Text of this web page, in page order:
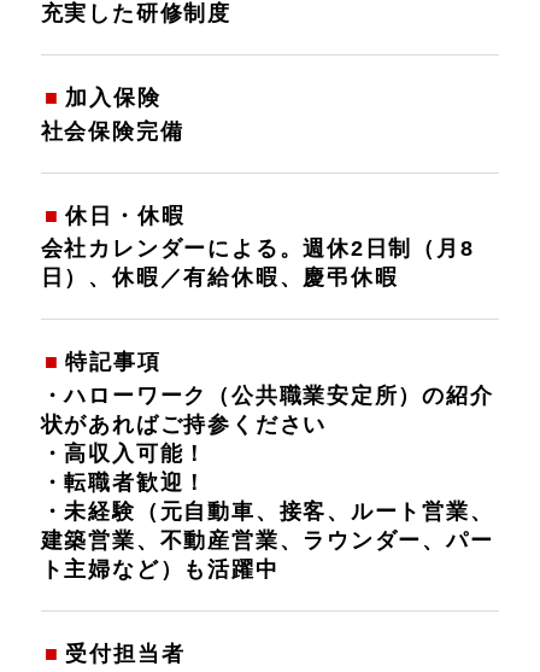
充実した研修制度
加入保険
社会保険完備
休日・休暇
会社カレンダーによる。週休2日制（月8
日）、休暇／有給休暇、慶弔休暇
特記事項
・ハローワーク（公共職業安定所）の紹介
状があればご持参ください
・高収入可能！
・転職者歓迎！
・未経験（元自動車、接客、ルート営業、
建築営業、不動産営業、ラウンダー、パー
ト主婦など）も活躍中
受付担当者